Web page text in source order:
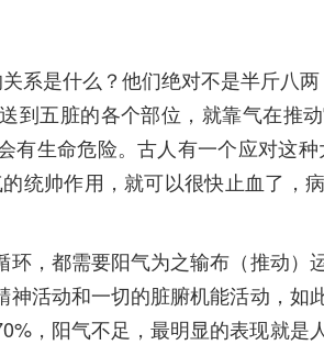
是什么？他们绝对不是半斤八
到五脏的各个部位，就靠气在推
生命危险。古人有一个应对这种
统帅作用，就可以很快止血了，
，都需要阳气为之输布（推动）
活动和一切的脏腑机能活动，如
，阳气不足，最明显的表现就是